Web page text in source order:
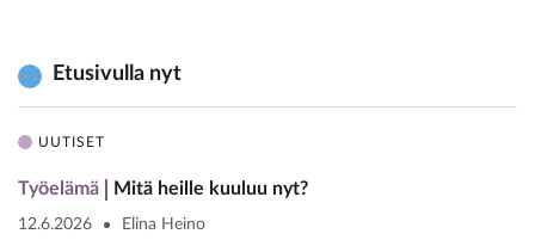
Etusivulla nyt
UUTISET
Työelämä Mitä heille kuuluu nyt?
12.6.2026 Elina Heino